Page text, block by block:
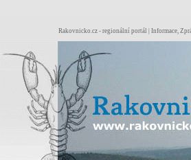
Rakovnicko.cz - regionální portál | Informace,